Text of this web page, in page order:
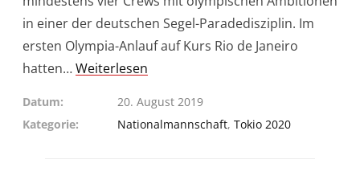
in einer der deutschen Segel-Paradedisziplin. Im
ersten Olympia-Anlauf auf Kurs Rio de Janeiro
hatten…Weiterlesen
Datum
20. August 2019
Kategorie
Nationalmannschaft, Tokio 2020